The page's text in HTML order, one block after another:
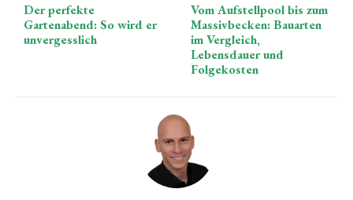
Der perfekte
Gartenabend: So wird er
unvergesslich
Vom Aufstellpool bis zum
Massivbecken: Bauarten
im Vergleich,
Lebensdauer und
Folgekosten